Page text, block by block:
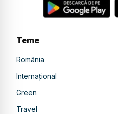
Teme
România
Internațional
Green
Travel